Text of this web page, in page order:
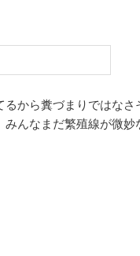
から糞づまりではなさ
んなまだ繁殖線が微妙